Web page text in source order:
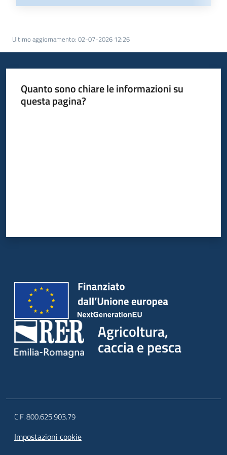
Ultimo aggiornamento: 02-07-2026 12:26
Quanto sono chiare le informazioni su
questa pagina?
Agricoltura,
caccia e pesca
C.F. 800.625.903.79
Impostazioni cookie